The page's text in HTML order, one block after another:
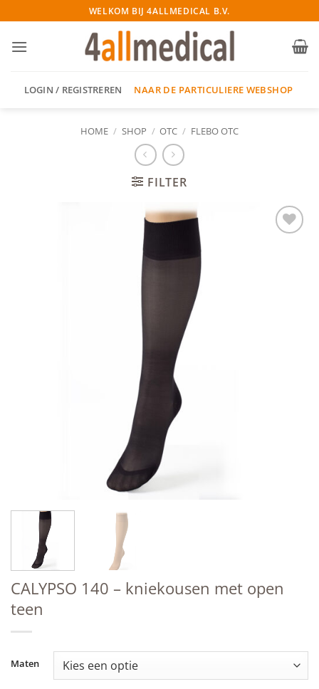
naar
inhoud
WELKOM BIJ 4ALLMEDICAL B.V.
LOGIN / REGISTREREN NAAR DE PARTICULIERE WEBSHOP
HOME / SHOP / OTC / FLEBO OTC
FILTER
CALYPSO 140 – kniekousen met open
teen
Maten